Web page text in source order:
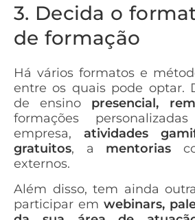
3. Decida o
de formação
Há vários formatos e
entre os quais pode optar.
de ensino presencial,
formações
empresa, atividades
gratuitos, a mentorias
externos.
Além disso, tem ainda
participar em webinars,